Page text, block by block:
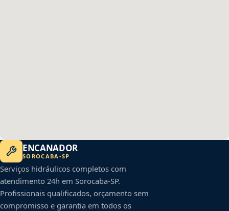
ENCANADOR
SOROCABA -SP
Serviços hidráulicos completos com
atendimento 24h em Sorocaba-SP.
Profissionais qualificados, orçamento sem
compromisso e garantia em todos os